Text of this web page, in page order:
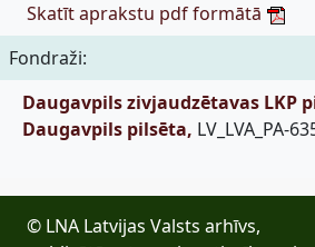
Skatīt aprakstu pdf formātā
Fondraži:
Daugavpils zivjaudzētavas LKP
Daugavpils pilsēta, LV_LVA_PA-
© LNA Latvijas Valsts arhīvs,